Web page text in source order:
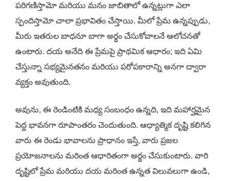
పరిగణిస్తామో మరియు మనం జాబితాలో ఉన్నట్లుగా ఎలా
స్పందిస్తామో చాలా ప్రభావితం చేస్తాయి. మీలో ప్రేమ ఉన్నప్పుడు,
మీరు ఇతరుల బాధనూ బాగా అర్థం చేసుకోవాలనే ఆలోచనతో
ఉంటారు. దయ అనేది ఈ ప్రేమపై ప్రాథమిక ఆధారం; ఇది ఏమి
చేస్తున్నా సభ్యమైనతనం మరియు పరోపకారాన్ని అనగా ద్వారా
వ్యక్తం అవుతుంది.
అవును, ఈ రెండింటికి మధ్య సంబంధం ఉన్నది, ఇది మహార్హమైన
పెద్ద భావనగా రూపాంతరం చెందుతుంది. ఆధ్యాత్మిక దృష్టి కలిగిన
వారు ఈ రెండు భావాలను ప్రాధానం ఇస్తే, వారు ప్రజల
ప్రయోజనాలను మరింత ఆధారితంగా అర్థం చేసుకుంటారు. వారి
దృష్టిలో ప్రేమ మరియు దయ మరింత ఉన్నత విలువలుగా ఉండి,